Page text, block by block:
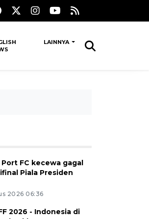
LAINNYA
FC kecewa gagal
Piala Presiden
2026 06:36
2026 - Indonesia di